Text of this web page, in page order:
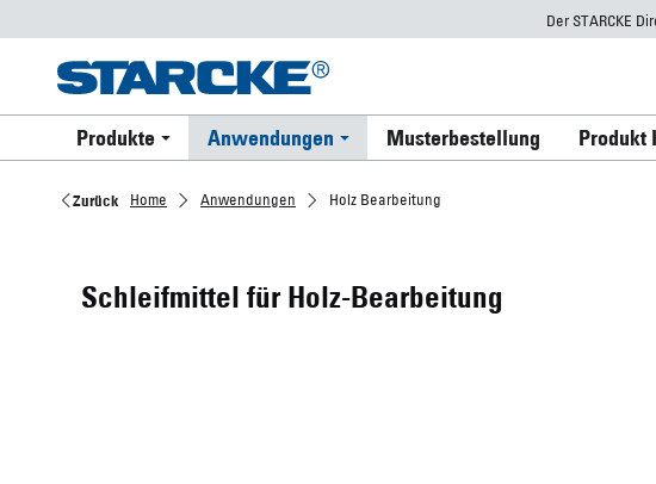
Der STARCKE
Produkte Anwendungen Musterbestellung Produkt
Zurück Home Anwendungen Holz Bearbeitung
Schleifmittel für Holz-Bearbeitung